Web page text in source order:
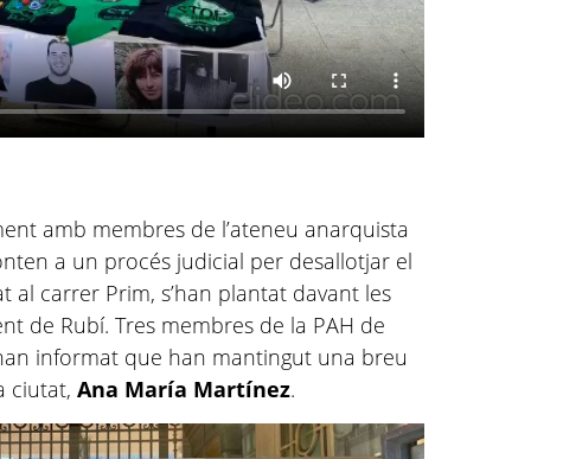
amb membres de l’ateneu anarquista
a un procés judicial per desallotjar el
al carrer Prim, s’han plantat davant les
de Rubí. Tres membres de la PAH de
informat que han mantingut una breu
ciutat,Ana María Martínez.